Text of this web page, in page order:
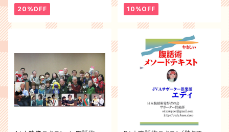
20%OFF 10%OFF